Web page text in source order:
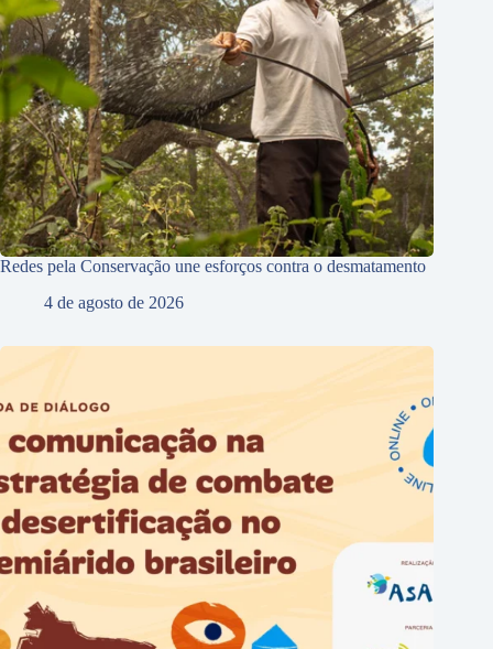
Redes pela Conservação une esforços contra o desmatamento
4 de agosto de 2026